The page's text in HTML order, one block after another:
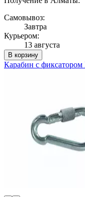
Самовывоз:
Завтра
Курьером:
13 августа
В корзину
Карабин с